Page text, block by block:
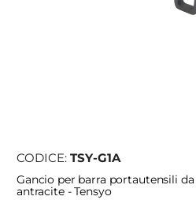
CODICE: TSY-G1A
Gancio per barra portautensili
antracite - Tensyo